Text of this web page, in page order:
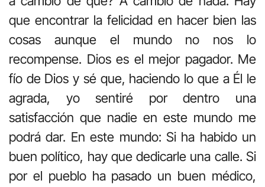
que encontrar la felicidad en hacer bien las
cosas aunque el mundo no nos lo
recompense. Dios es el mejor pagador. Me
fío de Dios y sé que, haciendo lo que a Él le
agrada, yo sentiré por dentro una
satisfacción que nadie en este mundo me
podrá dar. En este mundo: Si ha habido un
buen político, hay que dedicarle una calle. Si
por el pueblo ha pasado un buen médico,